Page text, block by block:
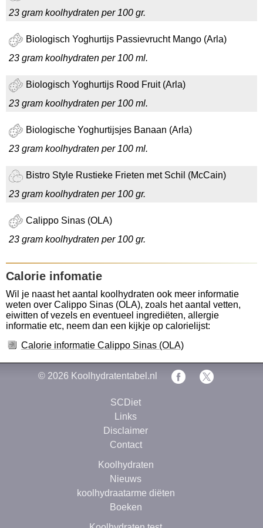
23 gram koolhydraten per 100 gr.
Biologisch Yoghurtijs Passievrucht Mango (Arla)
23 gram koolhydraten per 100 ml.
Biologisch Yoghurtijs Rood Fruit (Arla)
23 gram koolhydraten per 100 ml.
Biologische Yoghurtijsjes Banaan (Arla)
23 gram koolhydraten per 100 ml.
Bistro Style Rustieke Frieten met Schil (McCain)
23 gram koolhydraten per 100 gr.
Calippo Sinas (OLA)
23 gram koolhydraten per 100 gr.
Calorie infomatie
Wil je naast het aantal koolhydraten ook meer informatie
weten over Calippo Sinas (OLA), zoals het aantal vetten,
eiwitten of vezels en eventueel ingrediëten, allergie
informatie etc, neem dan een kijkje op calorielijst:
Calorie informatie Calippo Sinas (OLA)
© 2026 Koolhydratentabel.nl
SCDiet
Links
Disclaimer
Contact
Koolhydraten
Nieuws
koolhydraatarme diëten
Boeken